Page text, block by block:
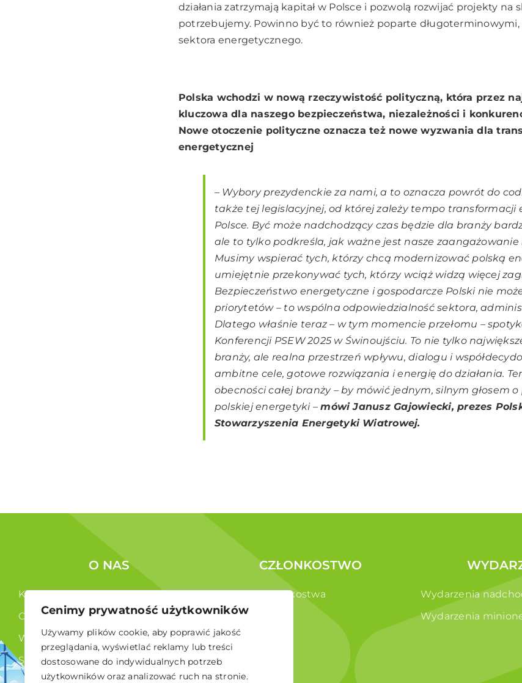
Cenimy prywatność użytkowników
Używamy plików cookie, aby poprawić jakość
przeglądania, wyświetlać reklamy lub treści
dostosowane do indywidualnych potrzeb
użytkowników oraz analizować ruch na stronie.
działania zatrzymają kapitał w Polsce i pozwolą rozwijać projekty na
potrzebujemy. Powinno być to również poparte
sektora energetycznego.
Polska wchodzi w nową rzeczywistość polityczną, która przez
kluczowa dla naszego bezpieczeństwa, niezależności i
Nowe otoczenie polityczne oznacza też nowe wyzwania dla
energetycznej
– Wybory prezydenckie za nami, a to oznacza powrót do
także tej legislacyjnej, od której zależy tempo transformacji
Polsce. Być może nadchodzący czas będzie dla branży
ale to tylko podkreśla, jak ważne jest nasze zaangażowanie
Musimy wspierać tych, którzy chcą modernizować polską
umiejętnie przekonywać tych, którzy wciąż widzą więcej
Bezpieczeństwo energetyczne i gospodarcze Polski nie
priorytetów – to wspólna odpowiedzialność sektora,
Dlatego właśnie teraz – w tym momencie przełomu –
Konferencji PSEW 2025 w Świnoujściu. To nie tylko
branży, ale realna przestrzeń wpływu, dialogu i
ambitne cele, gotowe rozwiązania i energię do działania.
obecności całej branży – by mówić jednym, silnym głosem o
polskiej energetyki –mówi Janusz Gajowiecki, prezes
Stowarzyszenia Energetyki Wiatrowej.
O NAS
Kim jesteśmy ?
Co robimy ?
Władze
Statut
CZŁONKOSTWO
Korzyści członkostwa
Członkowie
Wydarzenia
Wydarzenia